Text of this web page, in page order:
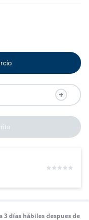
3 días hábiles despues de